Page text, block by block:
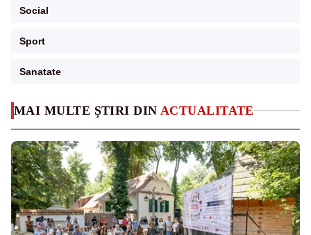
MAI MULTE ȘTIRI DIN ACTUALITATE
Social
Sport
Sanatate